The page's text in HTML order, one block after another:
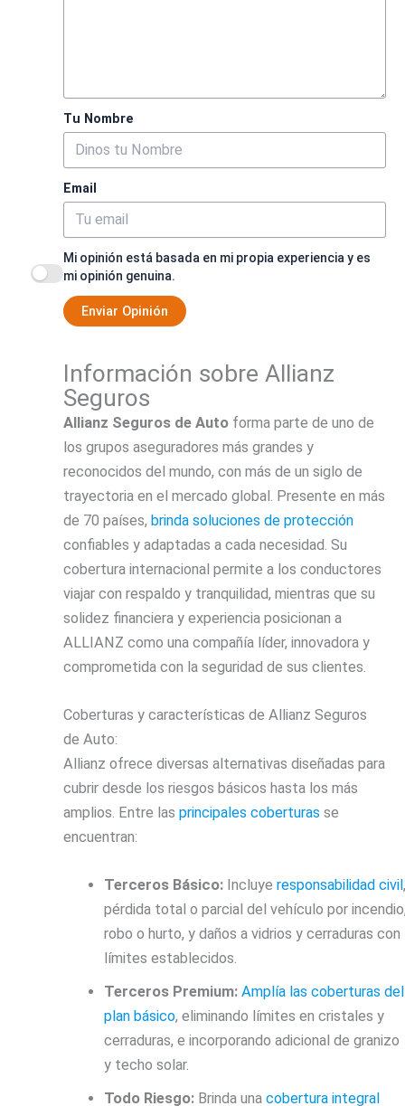
Tu Nombre
Email
Mi opinión está basada en mi propia experiencia y es
mi opinión genuina.
Enviar Opinión
Información sobre Allianz
Seguros
Allianz Seguros de Autoforma parte de uno de
los grupos aseguradores más grandes y
reconocidos del mundo, con más de un siglo de
trayectoria en el mercado global. Presente en más
de 70 países, brinda soluciones de protección
confiables y adaptadas a cada necesidad. Su
cobertura internacional permite a los conductores
viajar con respaldo y tranquilidad, mientras que su
solidez financiera y experiencia posicionan a
ALLIANZ como una compañía líder, innovadora y
comprometida con la seguridad de sus clientes.
Coberturas y características de Allianz Seguros
de Auto:
Allianz ofrece diversas alternativas diseñadas para
cubrir desde los riesgos básicos hasta los más
amplios. Entre las principales coberturas se
encuentran:
Terceros Básico:Incluye responsabilidad civil ,
pérdida total o parcial del vehículo por
robo o hurto, y daños a vidrios y cerraduras con
límites establecidos.
Terceros Premium: Amplía las coberturas del
plan básico, eliminando límites en cristales y
cerraduras, e incorporando adicional de granizo
y techo solar.
Todo Riesgo:Brinda una cobertura integral